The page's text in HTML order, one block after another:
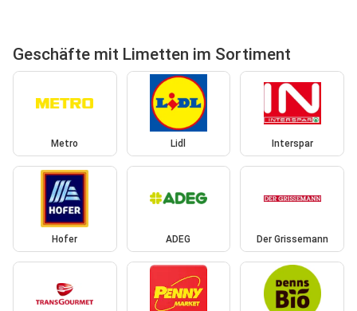
Geschäfte mit Limetten im Sortiment
Metro Lidl Interspar
Hofer ADEG Der Grissemann